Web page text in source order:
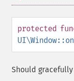
protected
Should